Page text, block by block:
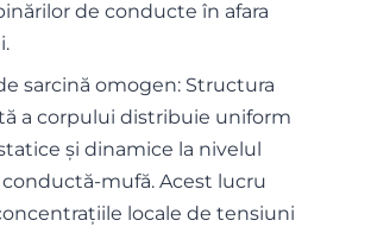
de conducte în afara
sarcină omogen: Structura
a corpului distribuie uniform
și dinamice la nivelul
mufă. Acest lucru
locale de tensiuni